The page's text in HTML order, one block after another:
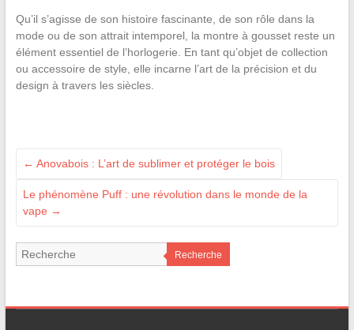
Qu’il s’agisse de son histoire fascinante, de son rôle dans la
mode ou de son attrait intemporel, la montre à gousset reste un
élément essentiel de l’horlogerie. En tant qu’objet de collection
ou accessoire de style, elle incarne l’art de la précision et du
design à travers les siècles.
← Anovabois : L’art de sublimer et protéger le bois
Le phénomène Puff : une révolution dans le monde de la
vape →
Recherche